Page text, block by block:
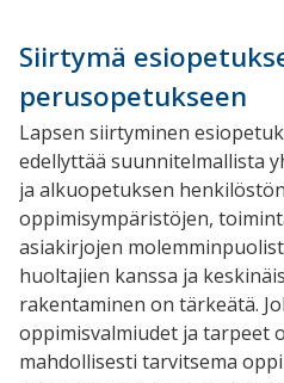
Siirtymä
perusopetukseen
Lapsen siirtyminen
edellyttää suunnitelmallista
ja alkuopetuksen
oppimisympäristöjen,
asiakirjojen
huoltajien kanssa ja
rakentaminen on tärkeätä.
oppimisvalmiudet ja tarpeet
mahdollisesti tarvitsema